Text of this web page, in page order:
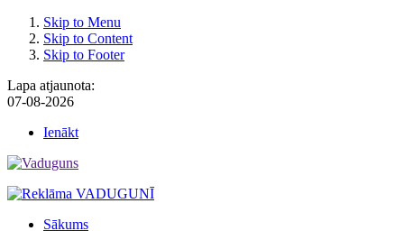
Skip to Menu
Skip to Content
Skip to Footer
Lapa atjaunota:
07-08-2026
Ienākt
Sākums